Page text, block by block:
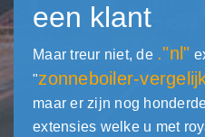
een klant
Maar treur niet, de ."nl"
"zonneboiler-
maar er zijn nog
extensies welke u met